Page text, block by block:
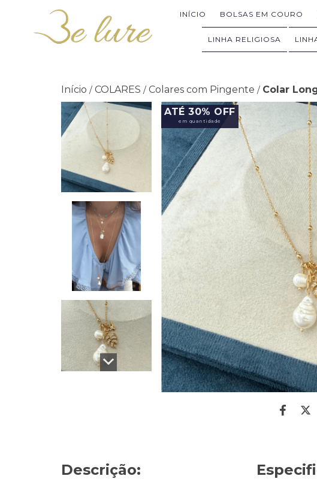
INÍCIO BOLSAS EM COURO
LINHA RELIGIOSA
Início / COLARES / Colares com Pingente / Colar
ATÉ 30% OFF
em quantidade
Descrição: